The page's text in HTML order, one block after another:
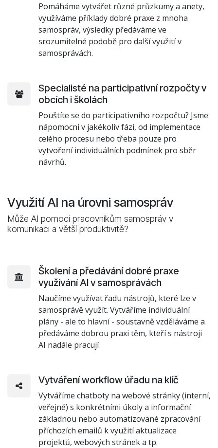
Pomáháme vytvářet různé průzkumy a anety,
využíváme příklady dobré praxe z mnoha
samospráv, výsledky předáváme ve
srozumitelné podobě pro další využití v
samosprávách.
Specialisté na participativní rozpočty v
obcích i školách
Pouštíte se do participativního rozpočtu? Jsme
nápomocni v jakékoliv fázi, od implementace
celého procesu nebo třeba pouze pro
vytvoření individuálních podmínek pro sběr
návrhů.
Využití AI na úrovni samospráv
Může AI pomoci pracovníkům samospráv v
komunikaci a větší produktivitě?
Školení a předávání dobré praxe
využívání AI v samosprávách
Naučíme využívat řadu nástrojů, které lze v
samosprávě využít. Vytváříme individuální
plány - ale to hlavní - soustavně vzděláváme a
předáváme dobrou praxi těm, kteří s nástroji
AI nadále pracují
Vytváření workflow úřadu na klíč
Vytváříme chatboty na webové stránky (interní,
veřejné) s konkrétními úkoly a informační
základnou nebo automatizované zpracování
příchozích emailů k využití aktualizace
projektů, webových stránek a tp.